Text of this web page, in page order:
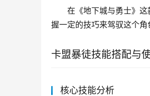
在《地下城与勇士》
握一定的技巧来驾驭这个
卡盟暴徒技能搭配与
核心技能分析